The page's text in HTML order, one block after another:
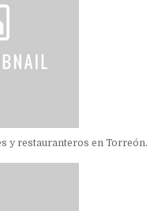
y restauranteros en Torreón.